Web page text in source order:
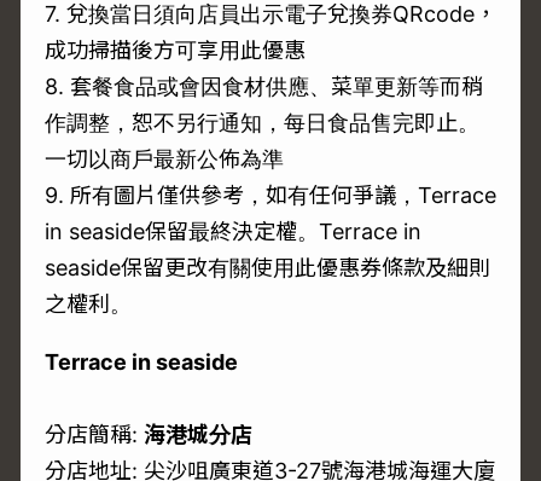
7. 兌換當日須向店員出示電子兌換券QRcode，
成功掃描後方可享用此優惠
8. 套餐食品或會因食材供應、菜單更新等而稍
作調整，恕不另行通知，每日食品售完即止。
一切以商戶最新公佈為準
9. 所有圖片僅供參考，如有任何爭議，Terrace
in seaside保留最終決定權。Terrace in
seaside保留更改有關使用此優惠券條款及細則
之權利。
Terrace in seaside
分店簡稱: 海港城分店
分店地址: 尖沙咀廣東道3-27號海港城海運大廈